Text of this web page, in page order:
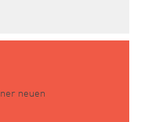
neuen